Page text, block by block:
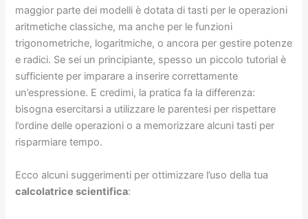
maggior parte dei modelli è dotata di tasti per le operazioni
aritmetiche classiche, ma anche per le funzioni
trigonometriche, logaritmiche, o ancora per gestire potenze
e radici. Se sei un principiante, spesso un piccolo tutorial è
sufficiente per imparare a inserire correttamente
un’espressione. E credimi, la pratica fa la differenza:
bisogna esercitarsi a utilizzare le parentesi per rispettare
l’ordine delle operazioni o a memorizzare alcuni tasti per
risparmiare tempo.
Ecco alcuni suggerimenti per ottimizzare l’uso della tua
calcolatrice scientifica: